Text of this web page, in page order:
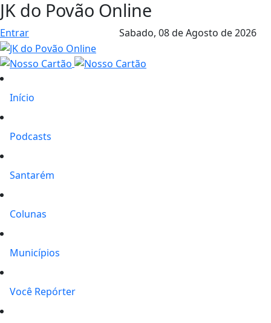
JK do Povão Online
Entrar Sabado, 08 de Agosto de 2026
Início
Podcasts
Santarém
Colunas
Municípios
Você Repórter